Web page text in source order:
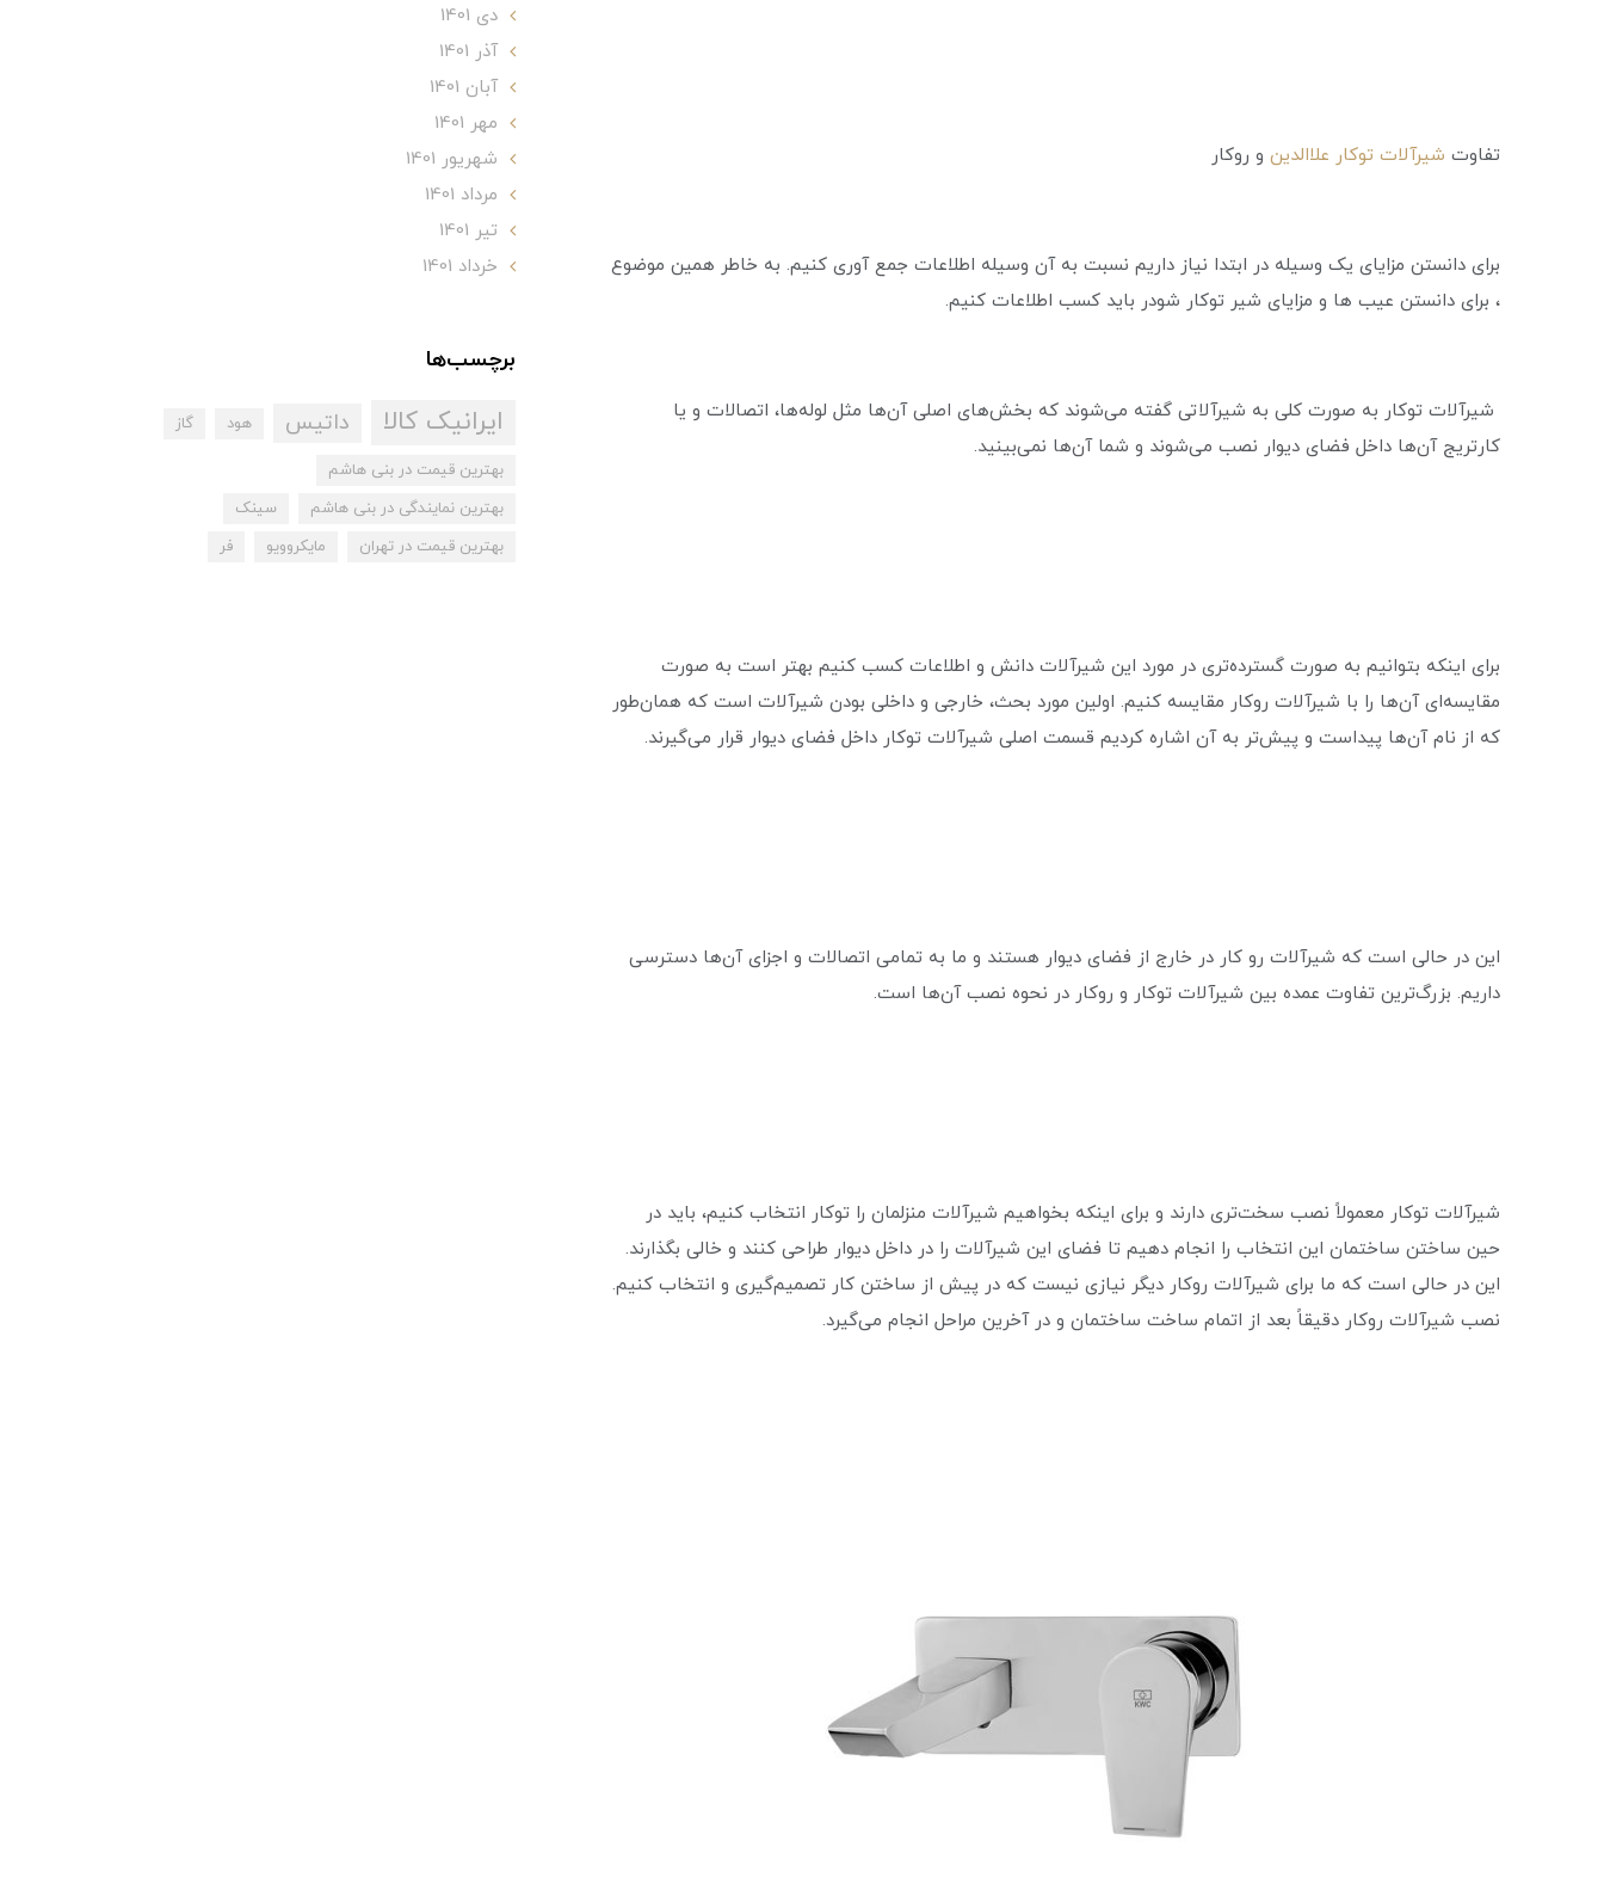
تفاوت شیرآلات توکار علاالدین و روکار
برای دانستن مزایای یک وسیله در ابتدا نیاز داریم نسبت به آن وسیله اطلاعات جمع آوری کنیم. به خاطر همین موضوع
، برای دانستن عیب ها و مزایای شیر توکار شودر باید کسب اطلاعات کنیم.
شیرآلات توکار به صورت کلی به شیرآلاتی گفته می‌شوند که بخش‌های اصلی آن‌ها مثل لوله‌ها، اتصالات و یا
کارتریج آن‌ها داخل فضای دیوار نصب می‌شوند و شما آن‌ها نمی‌بینید.
برای اینکه بتوانیم به صورت گسترده‌تری در مورد این شیرآلات دانش و اطلاعات کسب کنیم بهتر است به صورت
مقایسه‌ای آن‌ها را با شیرآلات روکار مقایسه کنیم. اولین مورد بحث، خارجی و داخلی بودن شیرآلات است که همان‌طور
که از نام آن‌ها پیداست و پیش‌تر به آن اشاره کردیم قسمت اصلی شیرآلات توکار داخل فضای دیوار قرار می‌گیرند.
این در حالی است که شیرآلات رو کار در خارج از فضای دیوار هستند و ما به تمامی اتصالات و اجزای آن‌ها دسترسی
داریم. بزرگ‌ترین تفاوت عمده بین شیرآلات توکار و روکار در نحوه نصب آن‌ها است.
شیرآلات توکار معمولاً نصب سخت‌تری دارند و برای اینکه بخواهیم شیرآلات منزلمان را توکار انتخاب کنیم، باید در
حین ساختن ساختمان این انتخاب را انجام دهیم تا فضای این شیرآلات را در داخل دیوار طراحی کنند و خالی بگذارند.
این در حالی است که ما برای شیرآلات روکار دیگر نیازی نیست که در پیش از ساختن کار تصمیم‌‌گیری و انتخاب کنیم.
نصب شیرآلات روکار دقیقاً بعد از اتمام ساخت ساختمان و در آخرین مراحل انجام می‌گیرد.
دی 1401
آذر 1401
آبان 1401
مهر 1401
شهریور 1401
مرداد 1401
تير 1401
خرداد 1401
برچسب‌ها
ایرانیک کالا داتیس هود گاز
بهترین قیمت در بنی هاشم
بهترین نمایندگی در بنی هاشم
سینک
بهترین قیمت در تهران
مایکروویو فر